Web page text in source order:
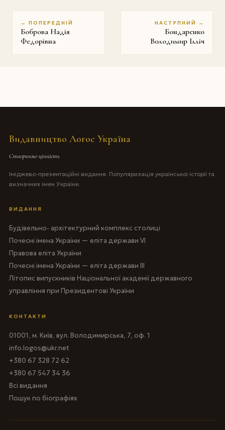
← ПОПЕРЕДНІЙ
Боброва Надія
Федорівна
НАСТУПНИЙ →
Бондаренко
Володимир Ілліч
Видавництво Логос Україна
Створюємо цінність
Іміджево-презентаційні видання. Популяризація української історії та
визначних імен України.
ВИДАННЯ
Будівельно- архітектурний комплекс столиці
Почесні імена України — еліта держави VI
Правова еліта України
Почесні імена України — еліта держави III
Літопис випускників Національної академії державного
управління при Президентові України
КОНТАКТИ
01001, м. Київ, вул. Володимирська, 7, оф. 1
info.logos@ukr.net
+380 67 328 72 62
+380 67 547 34 36
Всі видання
Пошук по біографіях